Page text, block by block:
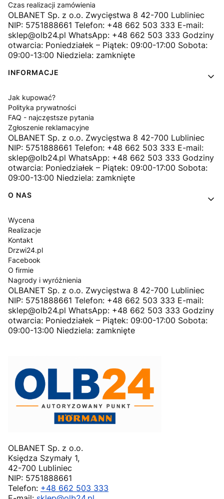
Czas realizacji zamówienia
OLBANET Sp. z o.o. Zwycięstwa 8 42-700 Lubliniec
NIP: 5751888661 Telefon: +48 662 503 333 E-mail:
sklep@olb24.pl WhatsApp: +48 662 503 333 Godziny
otwarcia: Poniedziałek – Piątek: 09:00-17:00 Sobota:
09:00-13:00 Niedziela: zamknięte
INFORMACJE
Jak kupować?
Polityka prywatności
FAQ - najczęstsze pytania
Zgłoszenie reklamacyjne
OLBANET Sp. z o.o. Zwycięstwa 8 42-700 Lubliniec
NIP: 5751888661 Telefon: +48 662 503 333 E-mail:
sklep@olb24.pl WhatsApp: +48 662 503 333 Godziny
otwarcia: Poniedziałek – Piątek: 09:00-17:00 Sobota:
09:00-13:00 Niedziela: zamknięte
O NAS
Wycena
Realizacje
Kontakt
Drzwi24.pl
Facebook
O firmie
Nagrody i wyróżnienia
OLBANET Sp. z o.o. Zwycięstwa 8 42-700 Lubliniec
NIP: 5751888661 Telefon: +48 662 503 333 E-mail:
sklep@olb24.pl WhatsApp: +48 662 503 333 Godziny
otwarcia: Poniedziałek – Piątek: 09:00-17:00 Sobota:
09:00-13:00 Niedziela: zamknięte
OLBANET Sp. z o.o.
Księdza Szymały 1,
42-700 Lubliniec
NIP: 5751888661
Telefon: +48 662 503 333